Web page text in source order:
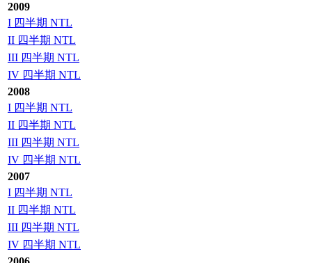
2009
I 四半期 NTL
II 四半期 NTL
III 四半期 NTL
IV 四半期 NTL
2008
I 四半期 NTL
II 四半期 NTL
III 四半期 NTL
IV 四半期 NTL
2007
I 四半期 NTL
II 四半期 NTL
III 四半期 NTL
IV 四半期 NTL